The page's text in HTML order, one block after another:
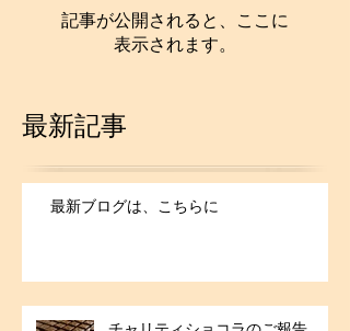
記事が公開されると、ここに
表示されます。
最新記事
最新ブログは、こちらに